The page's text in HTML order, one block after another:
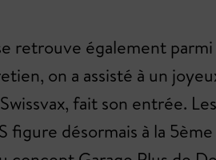
retrouve également
on a assisté à un
fait son entrée.
figure désormais à la